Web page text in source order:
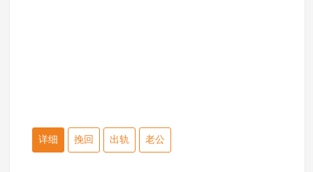
详细 挽回 出轨 老公